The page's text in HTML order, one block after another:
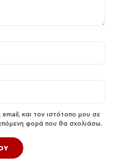
και τον ιστότοπο μου σε
φορά που θα σχολιάσω.